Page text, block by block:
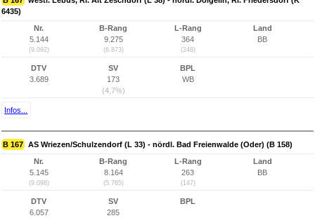
6435)
Nr.
5.144
(9.092)
B-Rang
9.275
(6.873)
L-Rang
364
(248)
Land
BB
DTV
3.689
SV
173
(4,7%)
BPL
WB
Infos...
B 167 AS Wriezen/Schulzendorf (L 33) - nördl. Bad Freienwalde (Oder) (B 158)
Nr.
5.145
(9.098)
B-Rang
8.164
(5.765)
L-Rang
263
(147)
Land
BB
DTV
6.057
SV
285
BPL